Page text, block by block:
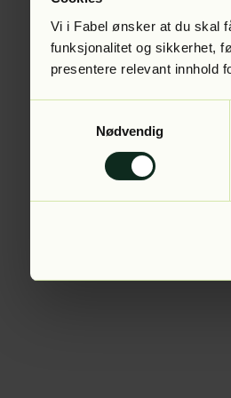
Vi i Fabel ønsker at du skal
funksjonalitet og sikkerhet,
presentere relevant innhold
Nødvendig
Application